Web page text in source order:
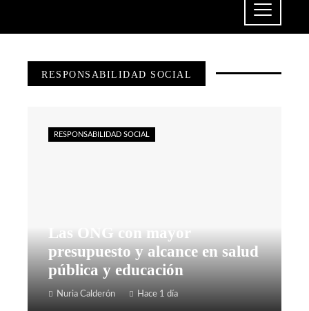
RESPONSABILIDAD SOCIAL
Las ONG con mayor
presupuesto y alcance en salud
pública y educación
Nuria Calderón Hace 1 día
RESPONSABILIDAD SOCIAL